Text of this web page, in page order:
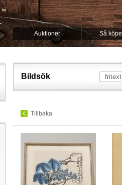
Auktioner Så
Bildsök
Tillbaka